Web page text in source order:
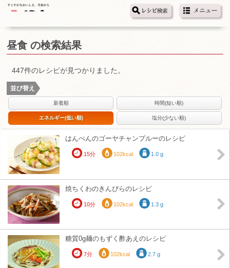
昼食 の検索結果
447件のレシピが見つかりました。
並び替え
新着順 時間(短い順)
エネルギー(低い順) 塩分(少ない順)
はんぺんのゴーヤチャンプルーのレシピ
15分 102kcal 1.0 g
焼ちくわのきんぴらのレシピ
10分 102kcal 1.3 g
糖質0g麺のもずく酢あえのレシピ
7分 102kcal 2.7 g